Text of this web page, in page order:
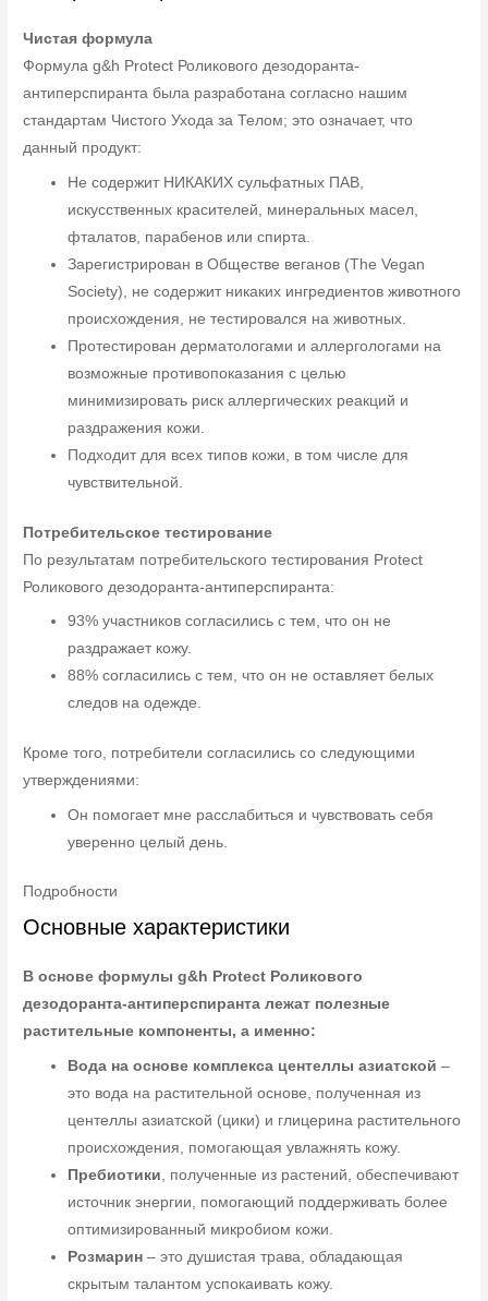
Чистая формула
Формула g&h Protect Роликового дезодоранта-
антиперспиранта была разработана согласно нашим
стандартам Чистого Ухода за Телом; это означает, что
данный продукт:
Не содержит НИКАКИХ сульфатных ПАВ,
искусственных красителей, минеральных масел,
фталатов, парабенов или спирта.
Зарегистрирован в Обществе веганов (The Vegan
Society), не содержит никаких ингредиентов животного
происхождения, не тестировался на животных.
Протестирован дерматологами и аллергологами на
возможные противопоказания с целью
минимизировать риск аллергических реакций и
раздражения кожи.
Подходит для всех типов кожи, в том числе для
чувствительной.
Потребительское тестирование
По результатам потребительского тестирования Protect
Роликового дезодоранта-антиперспиранта:
93% участников согласились с тем, что он не
раздражает кожу.
88% согласились с тем, что он не оставляет белых
следов на одежде.
Кроме того, потребители согласились со следующими
утверждениями:
Он помогает мне расслабиться и чувствовать себя
уверенно целый день.
Подробности
Основные характеристики
В основе формулы g&h Protect Роликового
дезодоранта-антиперспиранта лежат полезные
растительные компоненты, а именно:
Вода на основе комплекса центеллы азиатской –
это вода на растительной основе, полученная из
центеллы азиатской (цики) и глицерина растительного
происхождения, помогающая увлажнять кожу.
Пребиотики , полученные из растений, обеспечивают
источник энергии, помогающий поддерживать более
оптимизированный микробиом кожи.
Розмарин – это душистая трава, обладающая
скрытым талантом успокаивать кожу.